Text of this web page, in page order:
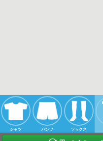
シャツ パンツ ソックス